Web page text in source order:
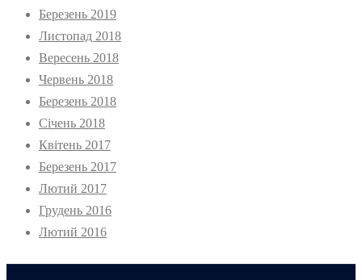
Березень 2019
Листопад 2018
Вересень 2018
Червень 2018
Березень 2018
Січень 2018
Квітень 2017
Березень 2017
Лютий 2017
Грудень 2016
Лютий 2016